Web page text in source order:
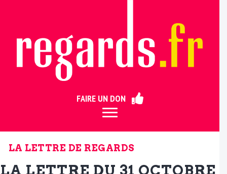
FAIRE UN DON
LA LETTRE DE REGARDS
LA LETTRE DU 31 OCTOBRE